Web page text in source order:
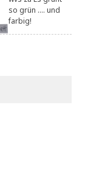
so grün .... und
farbig!